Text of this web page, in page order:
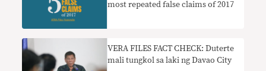
most repeated false claims of 2017
VERA FILES FACT CHECK: Duterte
mali tungkol sa laki ng Davao City